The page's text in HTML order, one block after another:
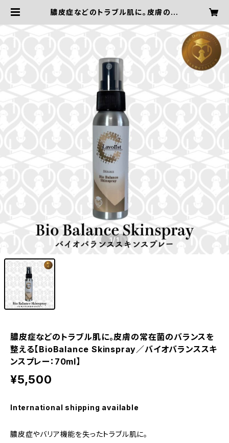
膿皮症などのトラブル肌に。皮膚の常
1/1
膿皮症などのトラブル肌に。皮膚の常在菌のバランスを
整える【BioBalance Skinspray／バイオバランススキ
ンスプレー：70ml】
¥5,500
International shipping available
膿皮症やバリア機能を失ったトラブル肌に。